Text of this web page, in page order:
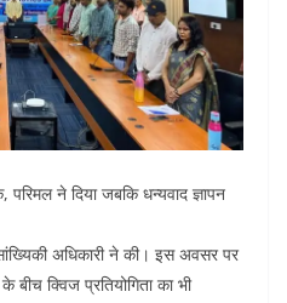
ने दिया जबकि धन्यवाद ज्ञापन
अधिकारी ने की। इस अवसर पर
क्विज प्रतियोगिता का भी